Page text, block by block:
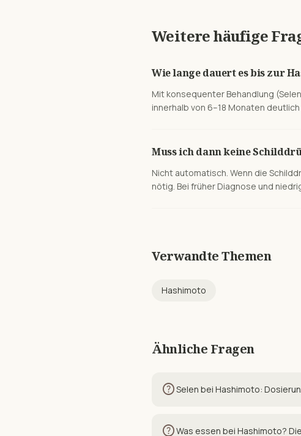
Weitere häufige
Wie lange dauert es bis zur
Mit konsequenter Behandlung
innerhalb von 6–18 Monaten
Muss ich dann keine
Nicht automatisch. Wenn die
nötig. Bei früher Diagnose und
Verwandte Themen
Hashimoto
Ähnliche Fragen
helpSelen bei Hashimoto:
helpWas essen bei Hashimoto?